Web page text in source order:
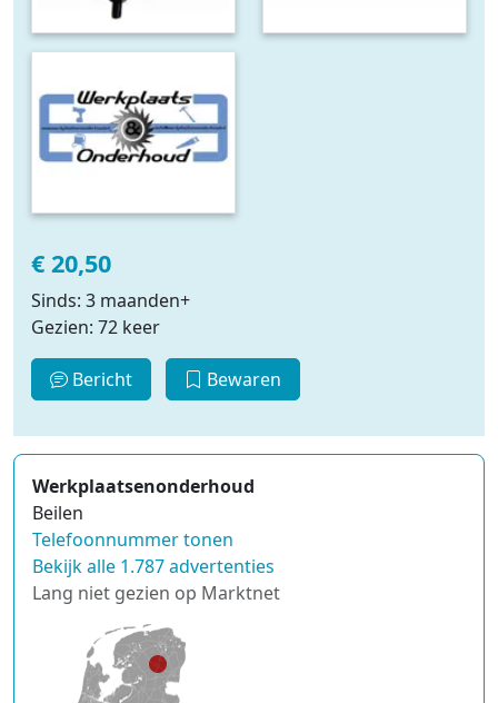
€ 20,50
Sinds: 3 maanden+
Gezien: 72 keer
Bericht Bewaren
Werkplaatsenonderhoud
Beilen
Telefoonnummer tonen
Bekijk alle 1.787 advertenties
Lang niet gezien op Marktnet